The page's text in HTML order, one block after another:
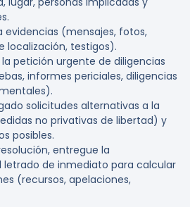
evidencias (mensajes, fotos,
localización, testigos).
petición urgente de diligencias
informes periciales, diligencias
solicitudes alternativas a la
no privativas de libertad) y
posibles.
entregue la
de inmediato para calcular
(recursos, apelaciones,